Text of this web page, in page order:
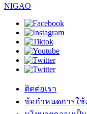
NIGAO
ติดต่อเรา
ข้อกำหนดการใช้